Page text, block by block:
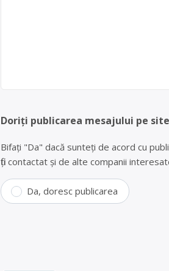
Doriți publicarea mesajului pe
Bifați "Da" dacă sunteți de acord cu
fiți contactat și de alte companii
Da, doresc publicarea